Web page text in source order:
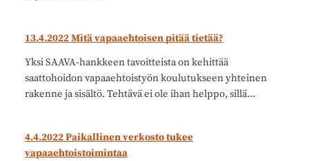
13.4.2022 Mitä vapaaehtoisen pitää tietää?
Yksi SAAVA-hankkeen tavoitteista on kehittää
saattohoidon vapaaehtoistyön koulutukseen yhteinen
rakenne ja sisältö. Tehtävä ei ole ihan helppo, sillä...
4.4.2022 Paikallinen verkosto tukee
vapaaehtoistoimintaa